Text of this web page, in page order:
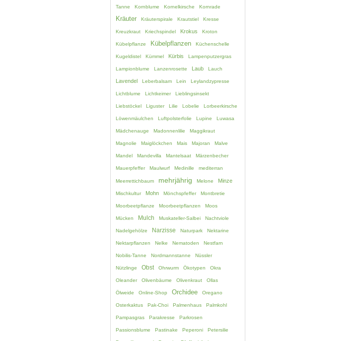
Tanne Kornblume Kornelkirsche Kornrade
Kräuter Kräuterspirale Krautstiel Kresse
Kreuzkraut Kriechspindel Krokus Kroton
Kübelpflanze Kübelpflanzen Küchenschelle
Kugeldistel Kümmel Kürbis Lampenputzergras
Lampionblume Lanzenrosette Laub Lauch
Lavendel Leberbalsam Lein Leylandzypresse
Lichtblume Lichtkeimer Lieblingsinsekt
Liebstöckel Liguster Lilie Lobelie Lorbeerkirsche
Löwenmäulchen Luftpolsterfolie Lupine Luwasa
Mädchenauge Madonnenlilie Maggikraut
Magnolie Maiglöckchen Mais Majoran Malve
Mandel Mandevilla Mantelsaat Märzenbecher
Mauerpfeffer Maulwurf Medinille mediterran
Meerrettichbaum mehrjährig Melone Minze
Mischkultur Mohn Mönchspfeffer Montbretie
Moorbeetpflanze Moorbeetpflanzen Moos
Mücken Mulch Muskateller-Salbei Nachtviole
Nadelgehölze Narzisse Naturpark Nektarine
Nektarpflanzen Nelke Nematoden Nestfarn
Nobilis-Tanne Nordmannstanne Nüssler
Nützlinge Obst Ohrwurm Ökotypen Okra
Oleander Olivenbäume Olivenkraut Ollas
Ölweide Online-Shop Orchidee Oregano
Osterkaktus Pak-Choi Palmenhaus Palmkohl
Pampasgras Parakresse Parkrosen
Passionsblume Pastinake Peperoni Petersilie